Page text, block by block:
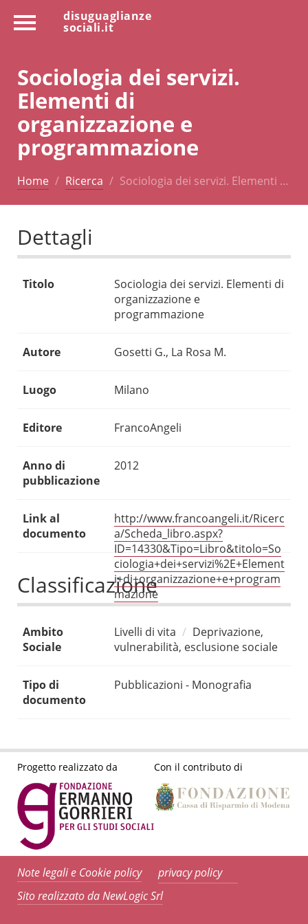
disuguaglianze
sociali.it
Sociologia dei servizi.
Elementi di
organizzazione e
programmazione
Home Ricerca Sociologia dei servizi. Elementi …
Dettagli
Titolo
Sociologia dei servizi. Elementi di
organizzazione e
programmazione
Autore Gosetti G., La Rosa M.
Luogo Milano
Editore FrancoAngeli
Anno di
pubblicazione
2012
Link al
documento
http://www.francoangeli.it/Ricerc
a/Scheda_libro.aspx?
ID=14330&Tipo=Libro&titolo=So
ciologia+dei+servizi%2E+Element
i+di+organizzazione+e+program
mazione
Classificazione
Ambito
Sociale
Livelli di vita
Deprivazione,
vulnerabilità, esclusione sociale
Tipo di
documento
Pubblicazioni - Monografia
Progetto realizzato da Con il contributo di
Note legali e Cookie policy
privacy policy
Sito realizzato da NewLogic Srl